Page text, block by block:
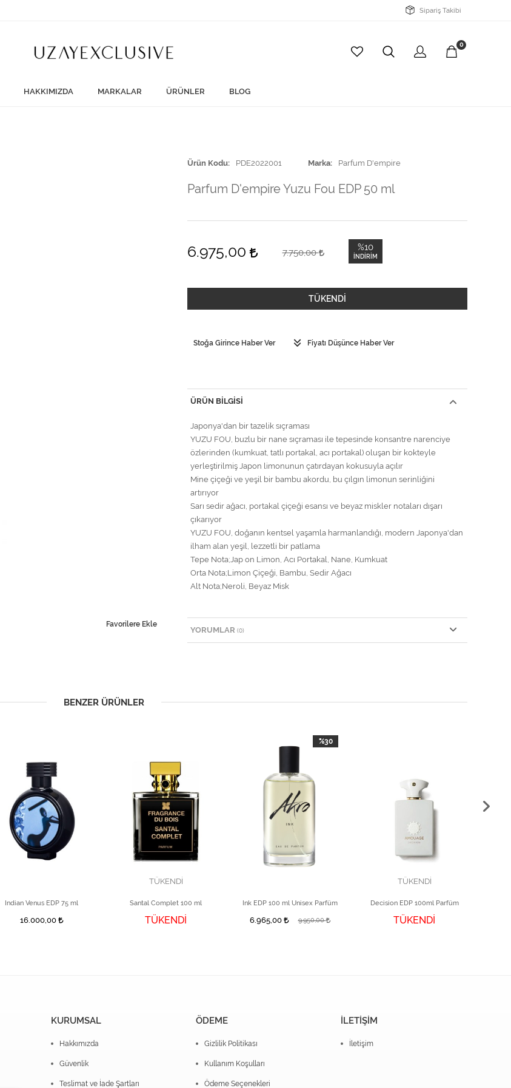
Sipariş Takibi
0
HAKKIMIZDA MARKALAR ÜRÜNLER BLOG
Favorilere Ekle
Ürün Kodu PDE2022001 Marka Parfum D'empire
Parfum D'empire Yuzu Fou EDP 50 ml
6.975,00 7.750,00 %10
İNDIRIM
TÜKENDİ
Stoğa Girince Haber Ver Fiyatı Düşünce Haber Ver
ÜRÜN BILGISI
Japonya'dan bir tazelik sıçraması
YUZU FOU, buzlu bir nane sıçraması ile tepesinde konsantre narenciye
özlerinden (kumkuat, tatlı portakal, acı portakal) oluşan bir kokteyle
yerleştirilmiş Japon limonunun çatırdayan kokusuyla açılır
Mine çiçeği ve yeşil bir bambu akordu, bu çılgın limonun serinliğini
artırıyor
Sarı sedir ağacı, portakal çiçeği esansı ve beyaz miskler notaları dışarı
çıkarıyor
YUZU FOU, doğanın kentsel yaşamla harmanlandığı, modern Japonya'dan
ilham alan yeşil, lezzetli bir patlama
Tepe Nota;Jap on Limon, Acı Portakal, Nane, Kumkuat
Orta Nota;Limon Çiçeği, Bambu, Sedir Ağacı
Alt Nota;Neroli, Beyaz Misk
YORUMLAR (0)
BENZER ÜRÜNLER
Indian Venus EDP 75 ml
16.000,00
TÜKENDİ
Santal Complet 100 ml
TÜKENDİ
Ink EDP 100 ml Unisex Parfüm
6.965,00 9.950,00
%30
TÜKENDİ
Decision EDP 100ml Parfüm
TÜKENDİ
KURUMSAL
Hakkımızda
Güvenlik
Teslimat ve İade Şartları
ÖDEME
Gizlilik Politikası
Kullanım Koşulları
Ödeme Seçenekleri
İLETİŞİM
İletişim